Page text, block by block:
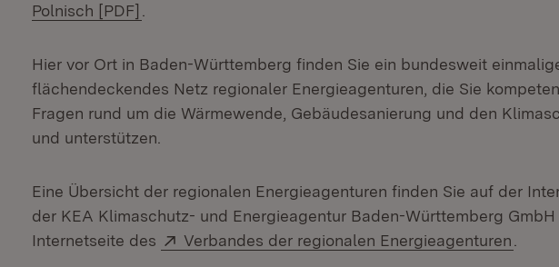
Polnisch [PDF]
Hier vor Ort in Baden-Württemberg finden Sie ein bundesweit
flächendeckendes Netz regionaler Energieagenturen, die Sie
Fragen rund um die Wärmewende, Gebäudesanierung und den
und unterstützen.
Eine Übersicht der regionalen Energieagenturen finden Sie auf der
der KEA Klimaschutz- und Energieagentur Baden-Württemberg
Internetseite des
Extern:
Verbandes der regionalen Energieagenturen